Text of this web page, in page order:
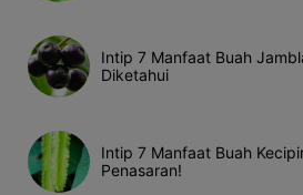
Intip 7 Manfaat Buah
Diketahui
Intip 7 Manfaat Buah
Penasaran!